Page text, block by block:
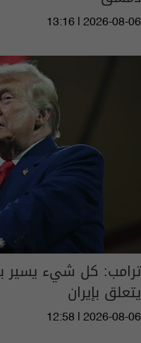
13:16 | 2026-08-06
ترامب: كل شيء يسير
يتعلق بإيران
12:58 | 2026-08-06